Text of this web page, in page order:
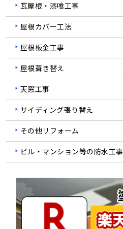
瓦屋根・漆喰工事
屋根カバー工法
屋根板金工事
屋根葺き替え
天窓工事
サイディング張り替え
その他リフォーム
ビル・マンション等の防水工事